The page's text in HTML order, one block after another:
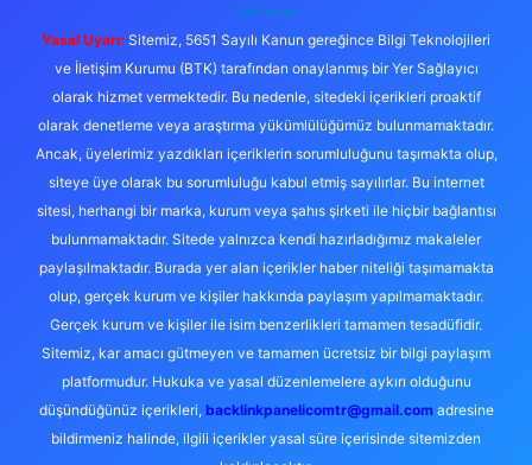
@karabul
Yasal Uyarı: Sitemiz, 5651 Sayılı Kanun gereğince Bilgi Teknolojileri
ve İletişim Kurumu (BTK) tarafından onaylanmış bir Yer Sağlayıcı
olarak hizmet vermektedir. Bu nedenle, sitedeki içerikleri proaktif
olarak denetleme veya araştırma yükümlülüğümüz bulunmamaktadır.
Ancak, üyelerimiz yazdıkları içeriklerin sorumluluğunu taşımakta olup,
siteye üye olarak bu sorumluluğu kabul etmiş sayılırlar. Bu internet
sitesi, herhangi bir marka, kurum veya şahıs şirketi ile hiçbir bağlantısı
bulunmamaktadır. Sitede yalnızca kendi hazırladığımız makaleler
paylaşılmaktadır. Burada yer alan içerikler haber niteliği taşımamakta
olup, gerçek kurum ve kişiler hakkında paylaşım yapılmamaktadır.
Gerçek kurum ve kişiler ile isim benzerlikleri tamamen tesadüfidir.
Sitemiz, kar amacı gütmeyen ve tamamen ücretsiz bir bilgi paylaşım
platformudur. Hukuka ve yasal düzenlemelere aykırı olduğunu
düşündüğünüz içerikleri, backlinkpanelicomtr@gmail.comadresine
bildirmeniz halinde, ilgili içerikler yasal süre içerisinde sitemizden